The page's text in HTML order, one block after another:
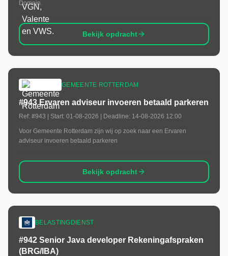
Domein.
Bekijk opdracht
GEMEENTE ROTTERDAM
#943 Ervaren adviseur invoeren betaald parkeren
Ref: #943 | Start: 01-08-2026 | Deadline: 14-08-2026 12:00
Voor Gemeente Rotterdam zijn wij op zoek naar een Ervaren
adviseur invoeren betaald parkeren
Bekijk opdracht
BELASTINGDIENST
#942 Senior Java developer Rekeningafspraken
(BRG/IBA)